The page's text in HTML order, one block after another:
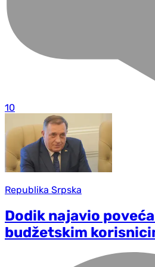
10
Republika Srpska
Dodik najavio
budžetskim